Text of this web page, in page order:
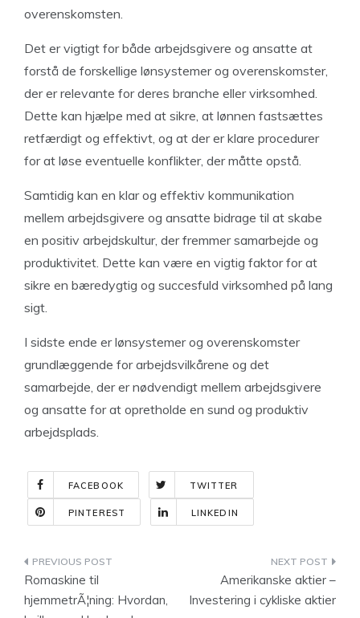
overenskomsten.
Det er vigtigt for både arbejdsgivere og ansatte at
forstå de forskellige lønsystemer og overenskomster,
der er relevante for deres branche eller virksomhed.
Dette kan hjælpe med at sikre, at lønnen fastsættes
retfærdigt og effektivt, og at der er klare procedurer
for at løse eventuelle konflikter, der måtte opstå.
Samtidig kan en klar og effektiv kommunikation
mellem arbejdsgivere og ansatte bidrage til at skabe
en positiv arbejdskultur, der fremmer samarbejde og
produktivitet. Dette kan være en vigtig faktor for at
sikre en bæredygtig og succesfuld virksomhed på lang
sigt.
I sidste ende er lønsystemer og overenskomster
grundlæggende for arbejdsvilkårene og det
samarbejde, der er nødvendigt mellem arbejdsgivere
og ansatte for at opretholde en sund og produktiv
arbejdsplads.
FACEBOOK TWITTER
PINTEREST LINKEDIN
Indlægsnavigation
Romaskine til
hjemmetrÃ¦ning: Hvordan,
Amerikanske aktier –
Investering i cykliske aktier